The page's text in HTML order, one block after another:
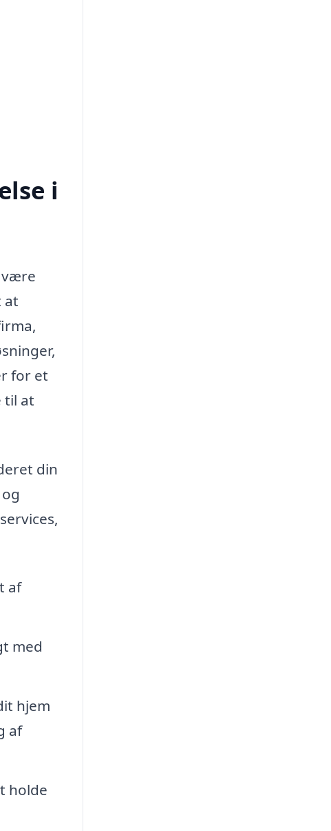
i
være
at
for et
til at
din
af
med
hjem
af
holde